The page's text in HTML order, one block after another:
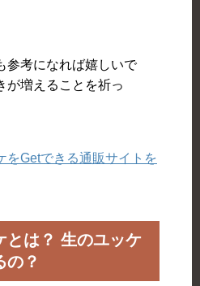
参考になれば嬉しいで
が増えることを祈っ
Getできる通販サイトを
とは？ 生のユッケ
の？